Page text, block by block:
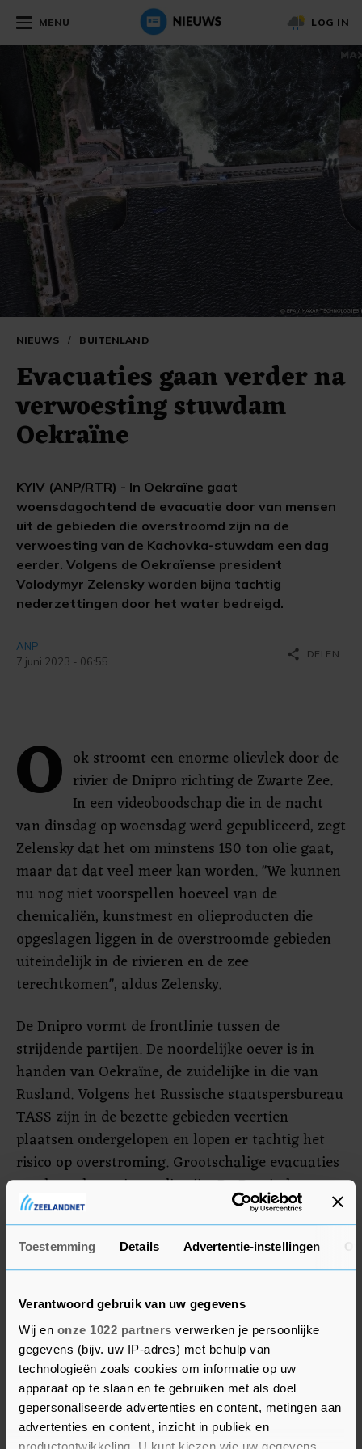
Toestemming Details Advertentie-instellingen
Verantwoord gebruik van uw gegevens
Wij en onze 1022 partners verwerken je persoonlijke
gegevens (bijv. uw IP-adres) met behulp van
technologieën zoals cookies om informatie op uw
apparaat op te slaan en te gebruiken met als doel
gepersonaliseerde advertenties en content, metingen aan
advertenties en content, inzicht in publiek en
productontwikkeling. U kunt kiezen wie uw gegevens
MENU LOG IN
NIEUWS / BUITENLAND
Evacuaties gaan verder na
verwoesting stuwdam
Oekraïne
KYIV (ANP/RTR) - In Oekraïne gaat
woensdagochtend de evacuatie door van mensen
uit de gebieden die overstroomd zijn na de
verwoesting van de Kachovka-stuwdam een dag
eerder. Volgens de Oekraïense president
Volodymyr Zelensky worden bijna tachtig
nederzettingen door het water bedreigd.
ANP
7 juni 2023 - 06:55
share DELEN
O ok stroomt een enorme olievlek door de
rivier de Dnipro richting de Zwarte Zee.
In een videoboodschap die in de nacht
van dinsdag op woensdag werd gepubliceerd, zegt
Zelensky dat het om minstens 150 ton olie gaat,
maar dat dat veel meer kan worden. "We kunnen
nu nog niet voorspellen hoeveel van de
chemicaliën, kunstmest en olieproducten die
opgeslagen liggen in de overstroomde gebieden
uiteindelijk in de rivieren en de zee
terechtkomen", aldus Zelensky.
De Dnipro vormt de frontlinie tussen de
strijdende partijen. De noordelijke oever is in
handen van Oekraïne, de zuidelijke in die van
Rusland. Volgens het Russische staatspersbureau
TASS zijn in de bezette gebieden veertien
plaatsen ondergelopen en lopen er tachtig het
risico op overstroming. Grootschalige evacuaties
zouden echter niet nodig zijn. De Russische
autoriteiten in de stad Nova Kachovka, aan de
oever van het stuwmeer, melden op Telegram dat
het waterpeil daar daalt.
Oekraïne en Rusland beschuldigen elkaar ervan
de dam te hebben verwoest.